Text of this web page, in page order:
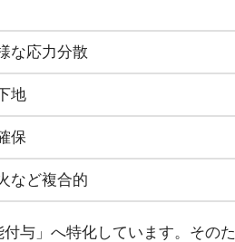
な応力分散
地
保
など複合的
与」へ特化しています。その